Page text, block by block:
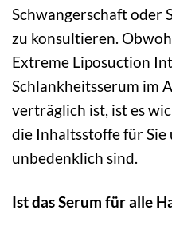
Schwangerschaft oder
zu konsultieren.
Extreme Liposuction
Schlankheitsserum im
verträglich ist, ist es
die Inhaltsstoffe für Sie
unbedenklich sind.
Ist das Serum für alle